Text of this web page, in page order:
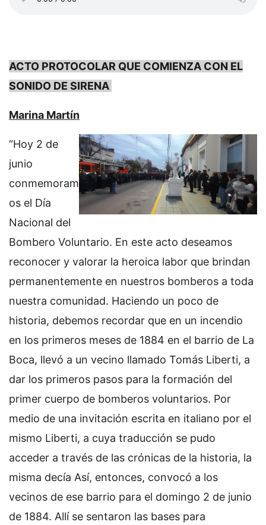
ACTO PROTOCOLAR QUE COMIENZA CON EL
SONIDO DE SIRENA
Marina Martín
“Hoy 2 de
junio
conmemoram
os el Día
Nacional del
Bombero Voluntario. En este acto deseamos
reconocer y valorar la heroica labor que brindan
permanentemente en nuestros bomberos a toda
nuestra comunidad. Haciendo un poco de
historia, debemos recordar que en un incendio
en los primeros meses de 1884 en el barrio de La
Boca, llevó a un vecino llamado Tomás Liberti, a
dar los primeros pasos para la formación del
primer cuerpo de bomberos voluntarios. Por
medio de una invitación escrita en italiano por el
mismo Liberti, a cuya traducción se pudo
acceder a través de las crónicas de la historia, la
misma decía Así, entonces, convocó a los
vecinos de ese barrio para el domingo 2 de junio
de 1884. Allí se sentaron las bases para